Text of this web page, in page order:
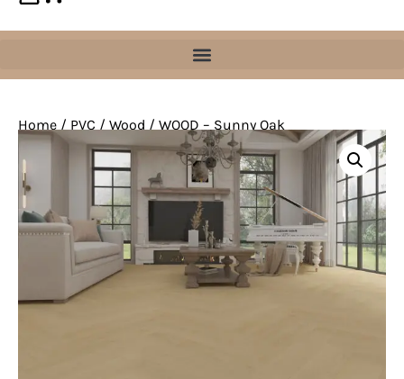
Home / PVC / Wood / WOOD – Sunny Oak